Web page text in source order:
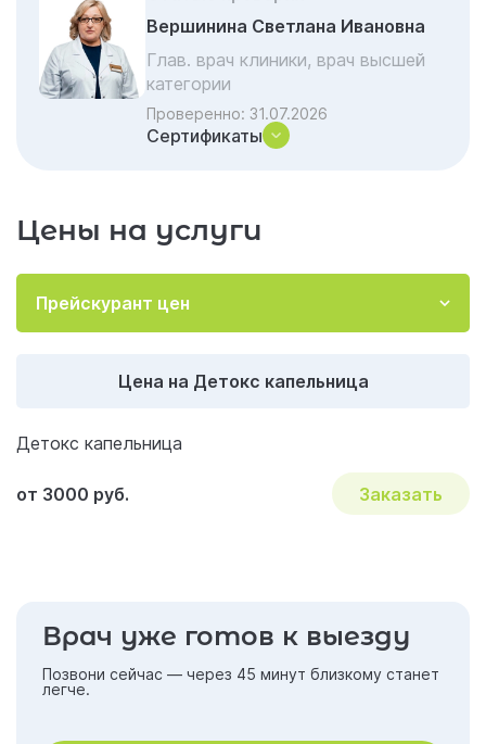
Почему детокс-капельница в клинике
эффективнее
Детокс: почему это критически важно для
Отзывы об услуге «Детокс капельница»
Акции и скидки на лечение
Важные вопросы и ответы по наркологии
Вершинина Светлана Ивановна
Глав. врач клиники, врач высшей
категории
Проверенно: 31.07.2026
Сертификаты
Цены на услуги
Прейскурант цен
Цена на Детокс капельница
Детокс капельница
от 3000 руб. Заказать
Врач уже готов к выезду
Позвони сейчас — через 45 минут близкому станет
легче.